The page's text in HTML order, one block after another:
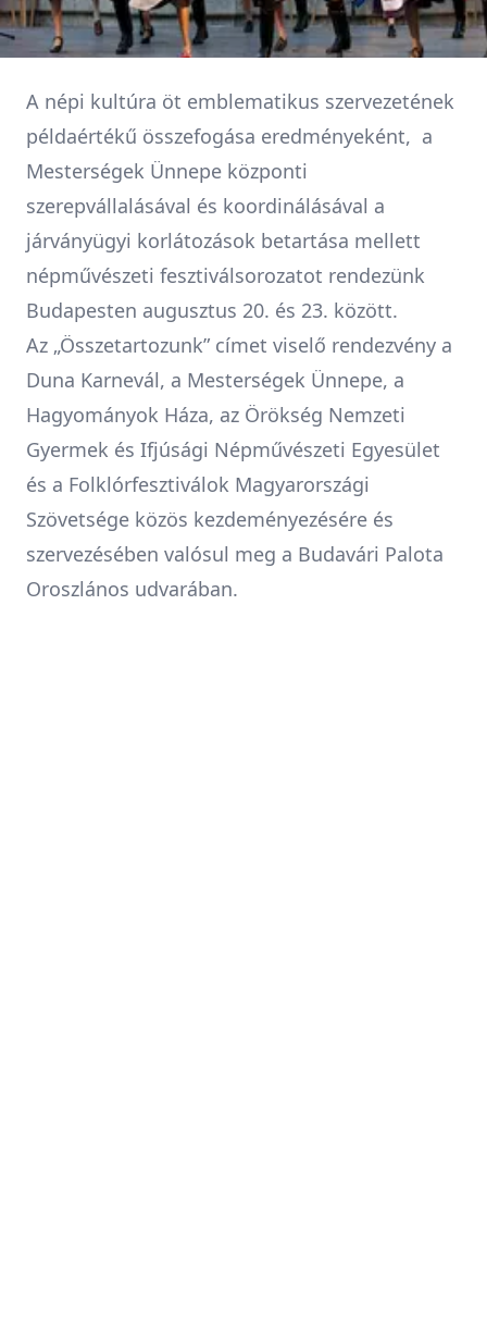
A népi kultúra öt emblematikus szervezetének
példaértékű összefogása eredményeként, a
Mesterségek Ünnepe központi
szerepvállalásával és koordinálásával a
járványügyi korlátozások betartása mellett
népművészeti fesztiválsorozatot rendezünk
Budapesten augusztus 20. és 23. között.
Az „Összetartozunk” címet viselő rendezvény a
Duna Karnevál, a Mesterségek Ünnepe, a
Hagyományok Háza, az Örökség Nemzeti
Gyermek és Ifjúsági Népművészeti Egyesület
és a Folklórfesztiválok Magyarországi
Szövetsége közös kezdeményezésére és
szervezésében valósul meg a Budavári Palota
Oroszlános udvarában.